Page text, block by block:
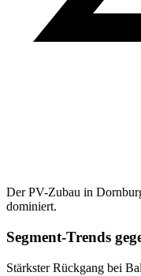
Der PV-Zubau in
dominiert.
Segment-Trends
Stärkster Rückgang bei